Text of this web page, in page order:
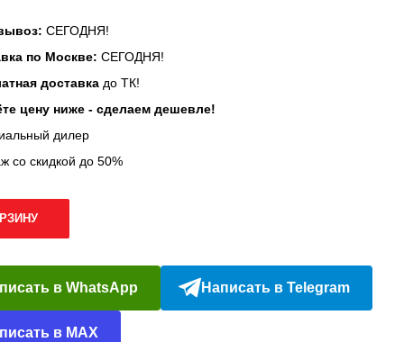
СЕГОДНЯ!
по Москве: СЕГОДНЯ!
доставка до ТК!
цену ниже - сделаем дешевле!
дилер
со скидкой до 50%
в WhatsApp Написать в Telegram
в MAX